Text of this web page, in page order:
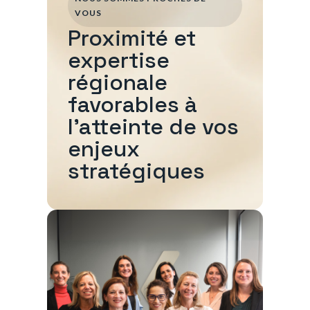
VOUS
Proximité et
expertise
régionale
favorables à
l'atteinte de vos
enjeux
stratégiques